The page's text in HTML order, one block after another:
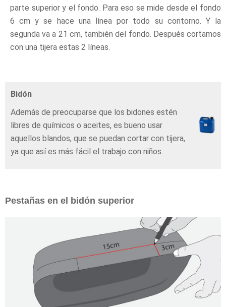
parte superior y el fondo. Para eso se mide desde el fondo
6 cm y se hace una línea por todo su contorno. Y la
segunda va a 21 cm, también del fondo. Después cortamos
con una tijera estas 2 líneas.
Bidón
Además de preocuparse que los bidones estén
libres de químicos o aceites, es bueno usar
aquellos blandos, que se puedan cortar con tijera,
ya que así es más fácil el trabajo con niños.
Pestañas en el bidón superior